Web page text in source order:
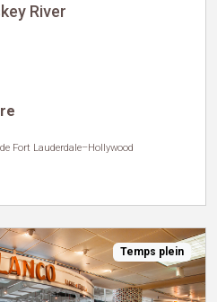
River
Fort Lauderdale–Hollywood
Temps plein